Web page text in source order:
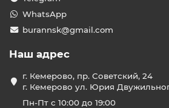
WhatsApp
burannsk@gmail.com
Наш адрес
г. Кемерово, пр. Советский, 24
г. Кемерово ул. Юрия
Пн-Пт с 10:00 до 19:00